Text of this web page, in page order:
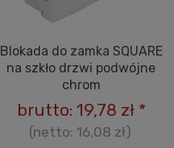
Blokada do zamka SQUARE
na szkło drzwi podwójne
chrom
brutto: 19,78 zł*
(netto: 16,08 zł)